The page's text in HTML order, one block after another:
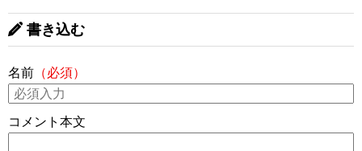
書き込む
名前 （必須）
コメント本文